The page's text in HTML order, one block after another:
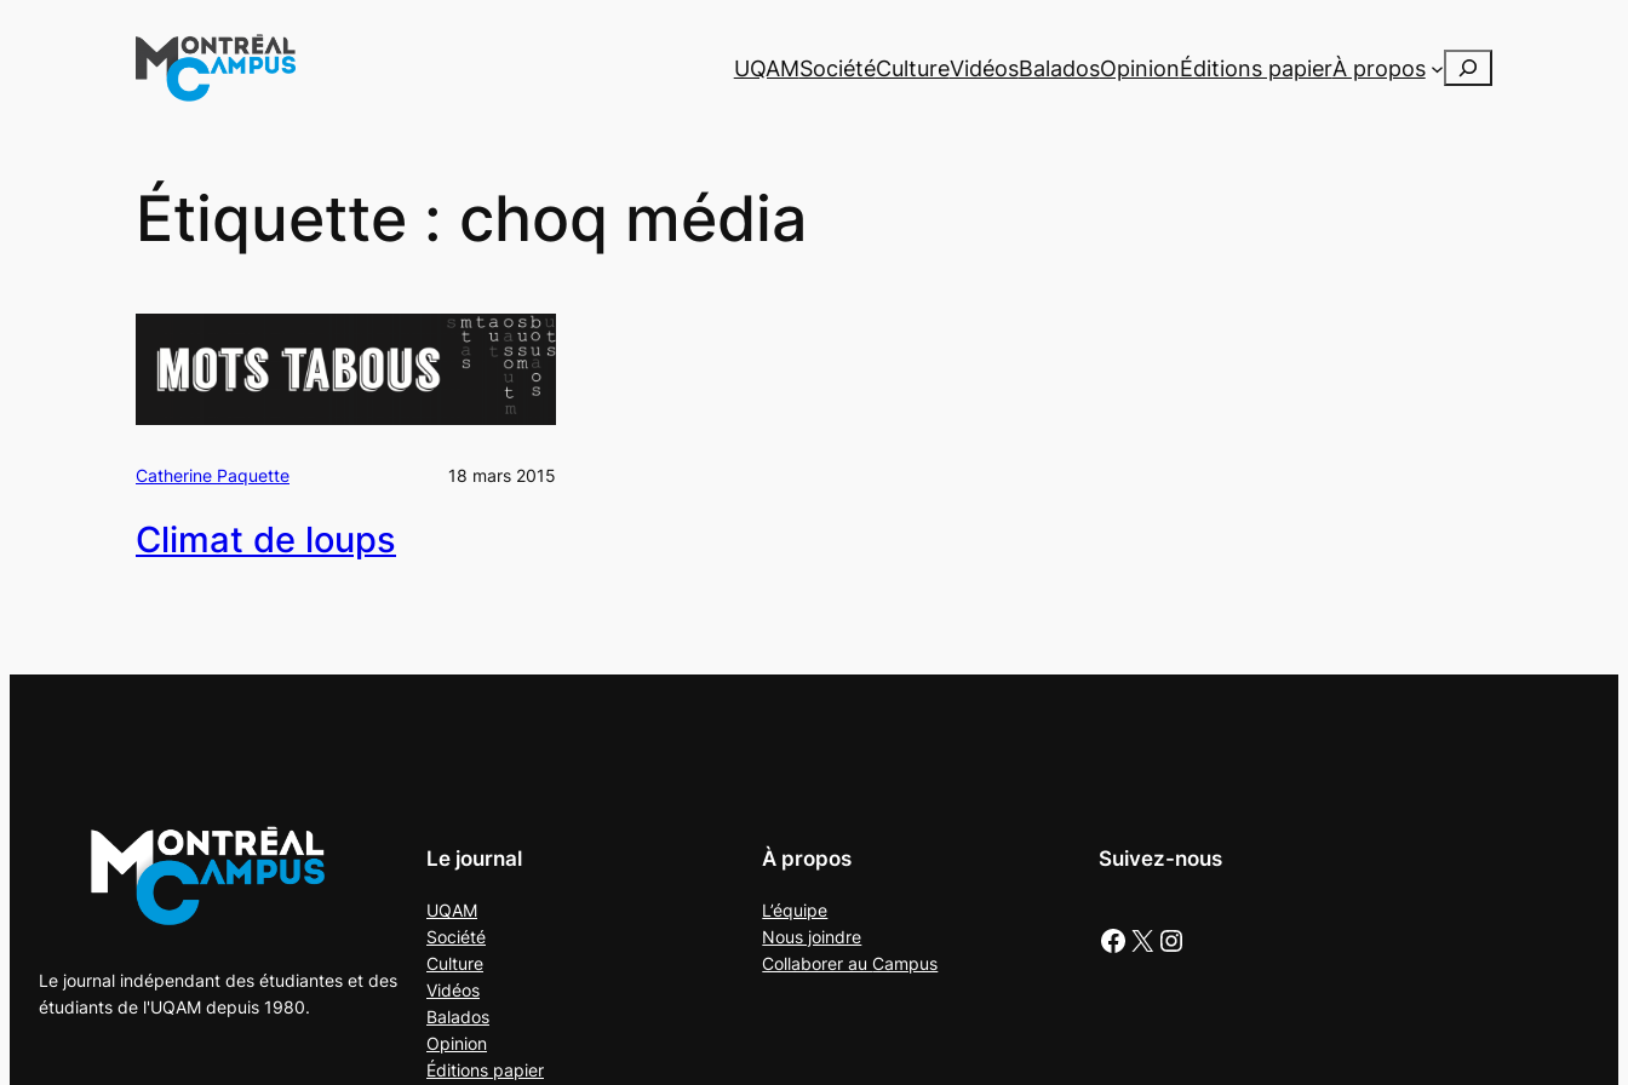
UQAMSociétéCultureVidéosBaladosOpinionÉditions papierÀ propos Rechercher
Étiquette : choq média
Catherine Paquette 18 mars 2015
Climat de loups
Le journal indépendant des étudiantes et des
étudiants de l'UQAM depuis 1980.
Le journal
UQAM
Société
Culture
Vidéos
Balados
Opinion
Éditions papier
À propos
L’équipe
Nous joindre
Collaborer auCampus
Suivez-nous
Facebook X Instagram